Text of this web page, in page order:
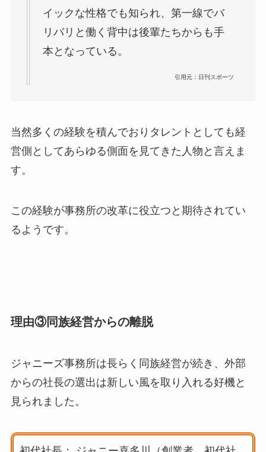
イックな性格でも知られ、第一線でバ
リバリと働く背中は後輩たちからも手
本となっている。
引用元：日刊スポーツ
当然多くの経験を積んでおりタレントとしても経
営側としてあらゆる側面を見てきた人物と言えま
す。
この経験が事務所の改革に役立つと期待されてい
るようです。
理由③同族経営からの離脱
ジャニーズ事務所は長らく同族経営が続き、外部
からの社長の選出は新しい風を取り入れる好機と
見られました。